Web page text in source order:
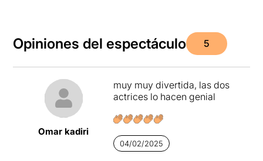
Opiniones del espectáculo 5
Omar kadiri
muy muy divertida, las dos
actrices lo hacen genial
04/02/2025